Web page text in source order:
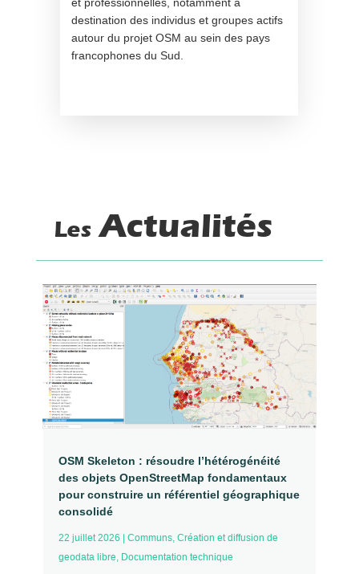
et professionnelles, notamment à
destination des individus et groupes actifs
autour du projet OSM au sein des pays
francophones du Sud.
LesActualités
OSM Skeleton : résoudre l’hétérogénéité
des objets OpenStreetMap fondamentaux
pour construire un référentiel géographique
consolidé
22 juillet 2026 Communs, Création et diffusion de
geodata libre, Documentation technique